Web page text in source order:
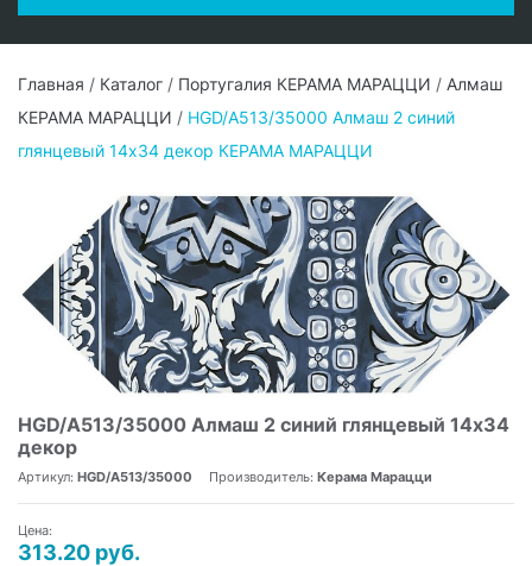
Главная / Каталог / Португалия КЕРАМА МАРАЦЦИ / Алмаш
КЕРАМА МАРАЦЦИ / HGD/A513/35000 Алмаш 2 синий
глянцевый 14х34 декор КЕРАМА МАРАЦЦИ
HGD/A513/35000 Алмаш 2 синий глянцевый 14х34
декор
Артикул: HGD/A513/35000 Производитель: Керама Марацци
Цена:
313.20 руб.